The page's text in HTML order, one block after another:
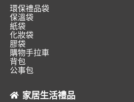
環保禮品袋
保溫袋
紙袋
化妝袋
膠袋
購物手拉車
背包
公事包
家居生活禮品